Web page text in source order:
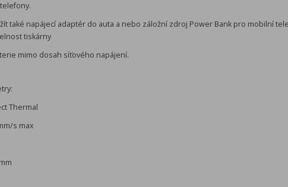
také napájecí adaptér do auta a nebo záložní zdroj Power Bank pro mobilní
tiskárny
mimo dosah síťového napájení.
Thermal
s max